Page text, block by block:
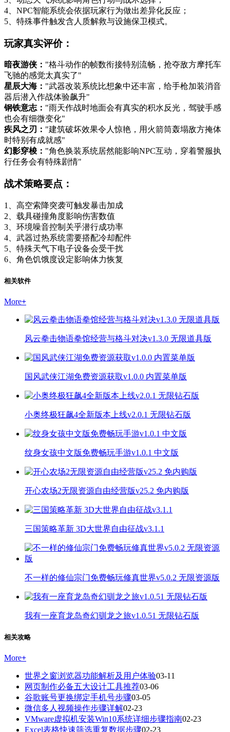
4、NPC智能系统会依据玩家行为做出差异化反应；
5、特殊事件触发含人质解救与设施保卫模式。
玩家真实评价：
暗夜游侠： "格斗动作的帧数衔接特别流畅，抢夺敌方摩托车
飞驰的感觉太真实了"
星辰大海： "武器改装系统比想象中还丰富，给手枪加装消音
器后潜入作战体验飙升"
钢铁意志： "雨天作战时地面会有真实的积水反光，驾驶手感
也会有细微变化"
疾风之刃： "建筑破坏效果令人惊艳，用火箭筒轰塌敌方掩体
时特别有成就感"
幻影穿梭： "角色换装系统居然能影响NPC互动，穿着警服执
行任务会有特殊剧情"
战术策略要点：
1、高空索降突袭可触发暴击加成
2、载具碰撞角度影响伤害数值
3、环境噪音控制关乎潜行成功率
4、武器过热系统需要搭配冷却配件
5、特殊天气下电子设备会受干扰
6、角色饥饿度设定影响体力恢复
相关软件
More+
风云拳击物语拳馆经营与格斗对决v1.3.0 无限道具版
国风武侠江湖免费资源获取v1.0.0 内置菜单版
小奥终极狂飙4全新版本上线v2.0.1 无限钻石版
纹身女孩中文版免费畅玩手游v1.0.1 中文版
开心农场2无限资源自由经营版v25.2 免内购版
三国策略革新 3D大世界自由征战v3.1.1
不一样的修仙宗门免费畅玩修真世界v5.0.2 无限资源版
我有一座育龙岛奇幻驯龙之旅v1.0.51 无限钻石版
相关攻略
More+
世界之窗浏览器功能解析及用户体验03-11
网页制作必备五大设计工具推荐03-06
谷歌账号更换绑定手机号步骤03-05
微信多人视频操作步骤详解02-23
VMware虚拟机安装Win10系统详细步骤指南02-23
Excel表格快速筛选重复数据步骤02-23